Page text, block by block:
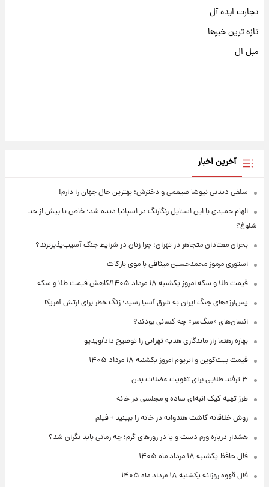
تجارت ایده آل
تازه ترین خبرها
مبل ال
آخرین اخبار
سلفی دیدنی نیوشا ضیغمی و دخترش؛ بهترین حال جهان را دارم!
الهام حمیدی با این استایل رنگارنگ در اسپانیا دیده شد؛ خاص یا بیش از حد
شلوغ؟
بحران معتادان متجاهر در تهران؛ چرا زنان در شرایط جنگ آسیب‌پذیرترند؟
استوری مرموز محمدحسین میثاقی با موی بازکات
قیمت طلا و سکه امروز یکشنبه ۱۸ مرداد ۱۴۰۵/کاهش قیمت طلا و سکه
پس‌لرزه‌های جنگ ایران به شرق آسیا رسید؛ زنگ خطر برای ارتش آمریکا
انسان‌های «سگ‌سر» چه کسانی بودند؟
بهاره رهنما راز ماندگاری هدیه تهرانی را توضیح داد/ویدیو
قیمت بیت‌کوین و اتریوم امروز یکشنبه ۱۸ مرداد ۱۴۰۵
۳ ترفند طلایی برای تقویت عضلات بدن
طرز تهیه کیک انبه‌ای ساده و مجلسی در خانه
روش خلاقانه کاشت هندوانه در خانه را ببینید + فیلم
هشدار درباره ورم دست و پا در روزهای گرم؛ چه زمانی باید نگران شد؟
فال حافظ یکشنبه ۱۸ مرداد ماه ۱۴۰۵
فال قهوه روزانه یکشنبه ۱۸ مرداد ماه ۱۴۰۵